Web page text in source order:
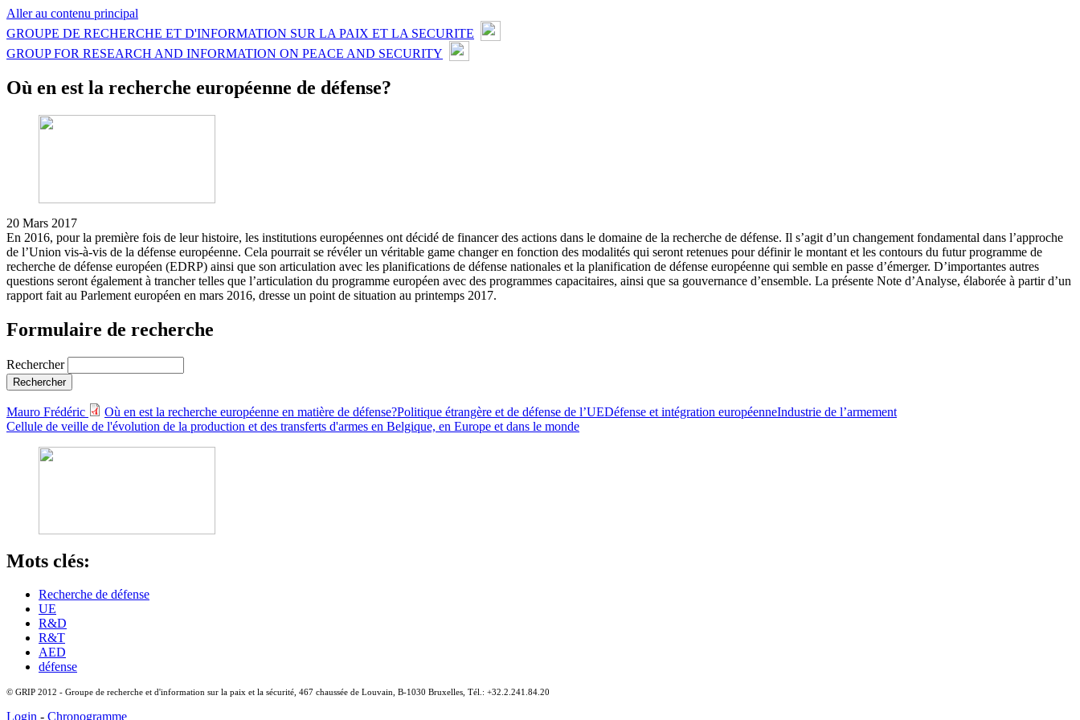
Aller au contenu principal
GROUPE DE RECHERCHE ET D'INFORMATION SUR LA PAIX ET LA SECURITE
GROUP FOR RESEARCH AND INFORMATION ON PEACE AND SECURITY
Où en est la recherche européenne de défense?
20 Mars 2017
En 2016, pour la première fois de leur histoire, les institutions européennes ont décidé de financer des actions dans le domaine de la recherche de défense. Il s’agit d’un changement fondamental dans l’approche
de l’Union vis-à-vis de la défense européenne. Cela pourrait se révéler un véritable game changer en fonction des modalités qui seront retenues pour définir le montant et les contours du futur programme de
recherche de défense européen (EDRP) ainsi que son articulation avec les planifications de défense nationales et la planification de défense européenne qui semble en passe d’émerger. D’importantes autres
questions seront également à trancher telles que l’articulation du programme européen avec des programmes capacitaires, ainsi que sa gouvernance d’ensemble. La présente Note d’Analyse, élaborée à partir d’un
rapport fait au Parlement européen en mars 2016, dresse un point de situation au printemps 2017.
Formulaire de recherche
Rechercher
Mauro Frédéric Où en est la recherche européenne en matière de défense?Politique étrangère et de défense de l’UEDéfense et intégration européenneIndustrie de l’armement
Cellule de veille de l'évolution de la production et des transferts d'armes en Belgique, en Europe et dans le monde
Mots clés:
Recherche de défense
UE
R&D
R&T
AED
défense
© GRIP 2012 - Groupe de recherche et d'information sur la paix et la sécurité, 467 chaussée de Louvain, B-1030 Bruxelles, Tél.: +32.2.241.84.20
Login - Chronogramme